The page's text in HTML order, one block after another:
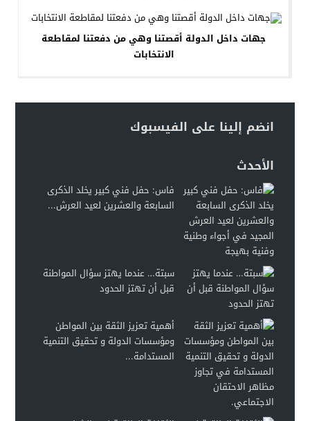
جهات داخل الدولة أقصتنا وهي من دفعتنا لمقاطعة
الانتخابات
انضم إلينا على الفيسبوك
الأحدث
فاس: حفل فني كبير يخلد الذكرى
السابعة والعشرين لعيد العرش...
سبتة… عندما يهتز سؤال المواطنة
قبل أن تهتز الحدود
أهمية تعزيز الثقة بين المواطن
ومؤسسات الدولة و تحقيق التنمية
المستدامة...